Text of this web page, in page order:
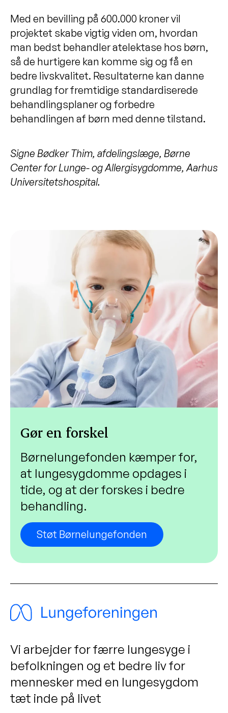
Med en bevilling på 600.000 kroner vil
projektet skabe vigtig viden om, hvordan
man bedst behandler atelektase hos børn,
så de hurtigere kan komme sig og få en
bedre livskvalitet. Resultaterne kan danne
grundlag for fremtidige standardiserede
behandlingsplaner og forbedre
behandlingen af børn med denne tilstand.
Signe Bødker Thim, afdelingslæge, Børne
Center for Lunge- og Allergisygdomme, Aarhus
Universitetshospital.
Gør en forskel
Børnelungefonden kæmper for,
at lungesygdomme opdages i
tide, og at der forskes i bedre
behandling.
Støt Børnelungefonden
Vi arbejder for færre lungesyge i
befolkningen og et bedre liv for
mennesker med en lungesygdom
tæt inde på livet